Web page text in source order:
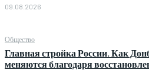
09.08.2026
Общество
Главная стройка России. Как
меняются благодаря